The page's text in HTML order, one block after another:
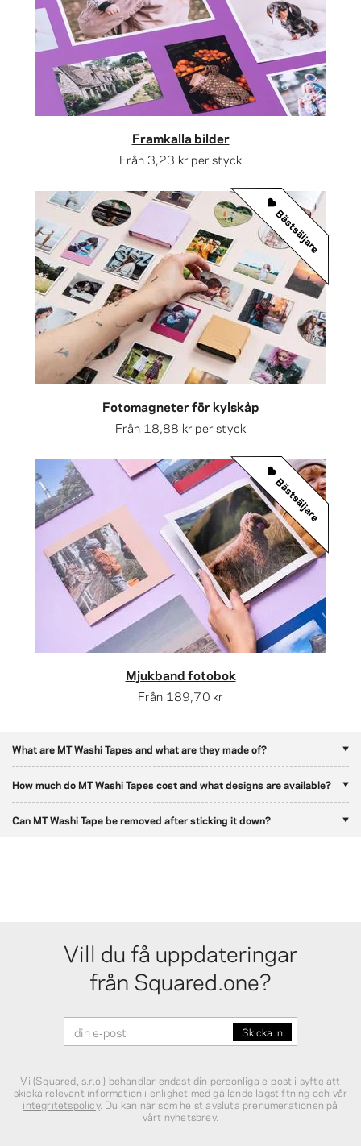
Framkalla bilder
Från 3,23 kr per styck
Fotomagneter för kylskåp
Från 18,88 kr per styck
Bästsäljare
Mjukband fotobok
Från 189,70 kr
Bästsäljare
What are MT Washi Tapes and what are they made of?
How much do MT Washi Tapes cost and what designs are available?
Can MT Washi Tape be removed after sticking it down?
Vill du få uppdateringar
från Squared.one?
Vi (Squared, s.r.o.) behandlar endast din personliga e‑post i syfte att
skicka relevant information i enlighet med gällande lagstiftning och vår
integritetspolicy. Du kan när som helst avsluta prenumerationen på
vårt nyhetsbrev.